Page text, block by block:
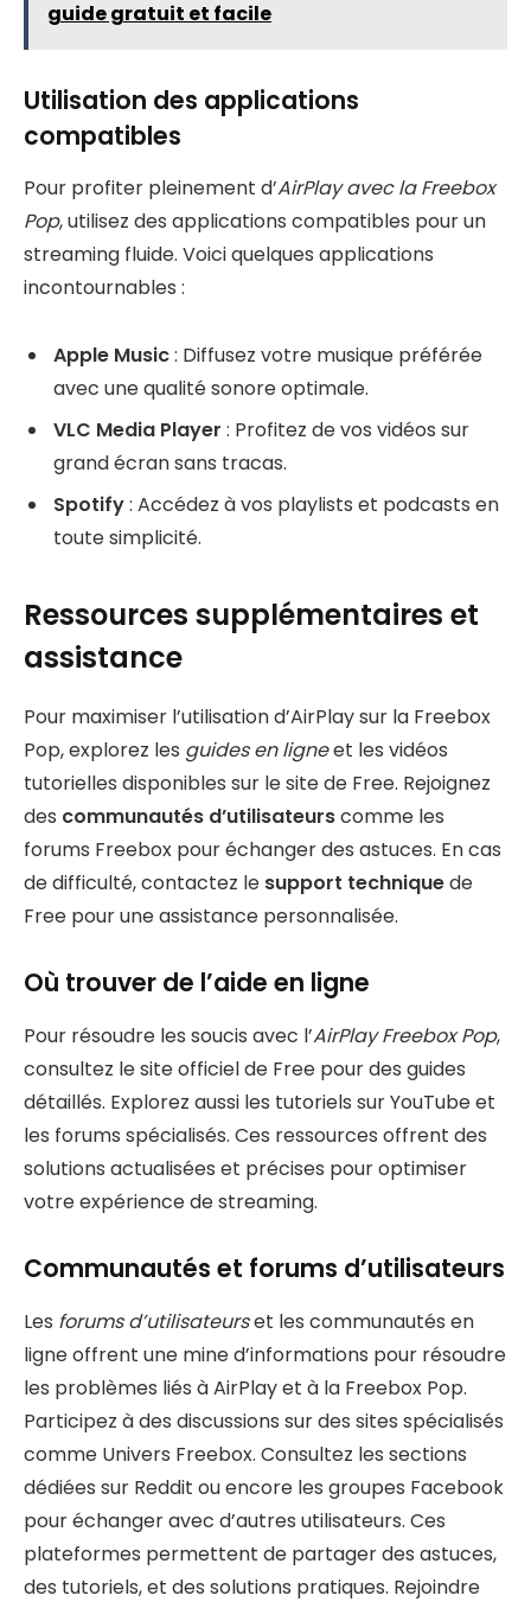
guide gratuit et facile
Utilisation des applications
compatibles
Pour profiter pleinement d’AirPlay avec la Freebox
Pop, utilisez des applications compatibles pour un
streaming fluide. Voici quelques applications
incontournables :
Apple Music: Diffusez votre musique préférée
avec une qualité sonore optimale.
VLC Media Player : Profitez de vos vidéos sur
grand écran sans tracas.
Spotify: Accédez à vos playlists et podcasts en
toute simplicité.
Ressources supplémentaires et
assistance
Pour maximiser l’utilisation d’AirPlay sur la Freebox
Pop, explorez les guides en ligneet les vidéos
tutorielles disponibles sur le site de Free. Rejoignez
des communautés d’utilisateurscomme les
forums Freebox pour échanger des astuces. En cas
de difficulté, contactez le support techniquede
Free pour une assistance personnalisée.
Où trouver de l’aide en ligne
Pour résoudre les soucis avec l’AirPlay Freebox Pop,
consultez le site officiel de Free pour des guides
détaillés. Explorez aussi les tutoriels sur YouTube et
les forums spécialisés. Ces ressources offrent des
solutions actualisées et précises pour optimiser
votre expérience de streaming.
Communautés et forums d’utilisateurs
Les forums d’utilisateurset les communautés en
ligne offrent une mine d’informations pour résoudre
les problèmes liés à AirPlay et à la Freebox Pop.
Participez à des discussions sur des sites spécialisés
comme Univers Freebox. Consultez les sections
dédiées sur Reddit ou encore les groupes Facebook
pour échanger avec d’autres utilisateurs. Ces
plateformes permettent de partager des astuces,
des tutoriels, et des solutions pratiques. Rejoindre